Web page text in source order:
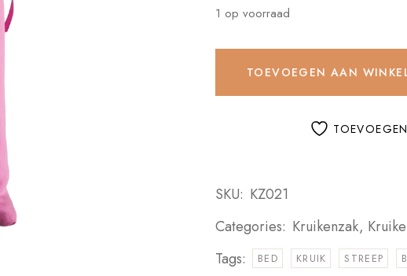
1 op voorraad
TOEVOEGEN AAN
SKU: KZ021
Categories: Kruikenzak,
Tags:
BED KRUIK STREEP